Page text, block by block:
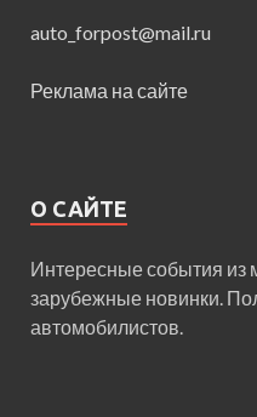
auto_forpost@mail.ru
Реклама на сайте
О САЙТЕ
Интересные события из
зарубежные новинки.
автомобилистов.